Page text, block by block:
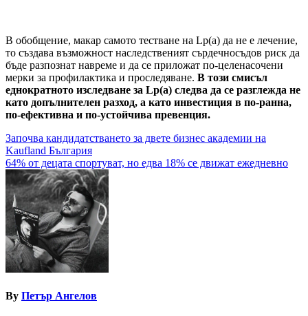
В обобщение, макар самото тестване на Lp(a) да не е лечение,
то създава възможност наследственият сърдечносъдов риск да
бъде разпознат навреме и да се приложат по-целенасочени
мерки за профилактика и проследяване. В този смисъл
еднократното изследване за Lp(a) следва да се разглежда не
като допълнителен разход, а като инвестиция в по-ранна,
по-ефективна и по-устойчива превенция.
Навигация
Започва кандидатстването за двете бизнес академии на
Kaufland България
64% от децата спортуват, но едва 18% се движат ежедневно
By Петър Ангелов